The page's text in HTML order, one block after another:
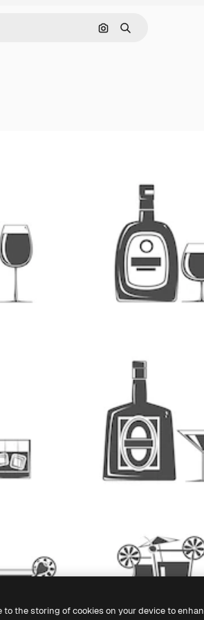
Nach Bild suchen
Suchen
to the storing of cookies on your device to